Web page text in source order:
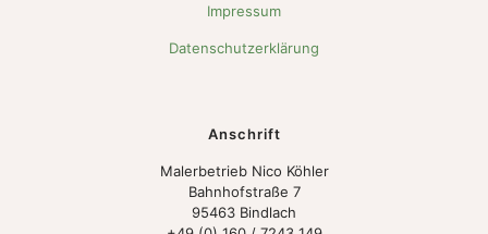
Impressum
Datenschutzerklärung
Anschrift
Malerbetrieb Nico Köhler
Bahnhofstraße 7
95463 Bindlach